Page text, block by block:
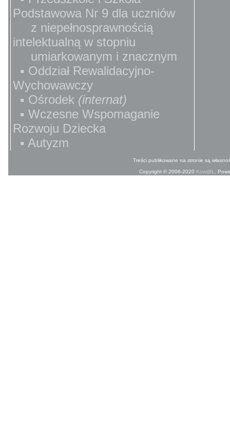
Podstawowa Nr 9 dla uczniów
z niepełnosprawnością
intelektualną w stopniu
umiarkowanym i znacznym
▪ Oddział Rewalidacyjno-
Wychowawczy
▪ Ośrodek (internat)
▪ Wczesne Wspomaganie
Rozwoju Dziecka
▪ Autyzm
Treści publikowane na stronie są
Copyright © 2006-2020 Kow@L .